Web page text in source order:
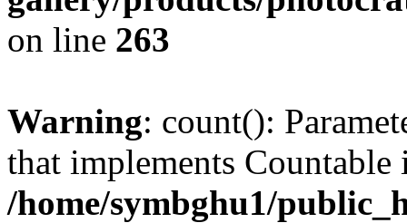
on line 263
Warning: count():
that implements Countable
/home/symbghu1/